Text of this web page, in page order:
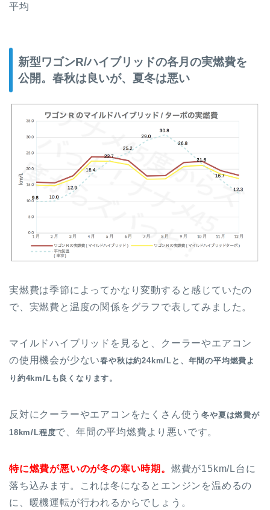
平均
新型ワゴンR/ハイブリッドの各月の実燃費を
公開。春秋は良いが、夏冬は悪い
実燃費は季節によってかなり変動すると感じていたの
で、実燃費と温度の関係をグラフで表してみました。
マイルドハイブリッドを見ると、クーラーやエアコン
の使用機会が少ない春や秋は約24km/Lと、年間の平均燃費よ
り約4km/Lも良くなります。
反対にクーラーやエアコンをたくさん使う冬や夏は燃費が
18km/L程度で、年間の平均燃費より悪いです。
特に燃費が悪いのが冬の寒い時期。 燃費が15km/L台に
落ち込みます。これは冬になるとエンジンを温めるの
に、暖機運転が行われるからでしょう。